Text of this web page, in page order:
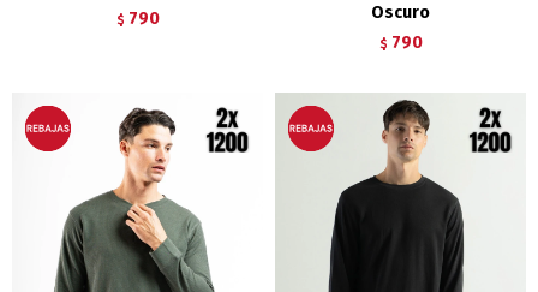
$ 790
Oscuro
$ 790